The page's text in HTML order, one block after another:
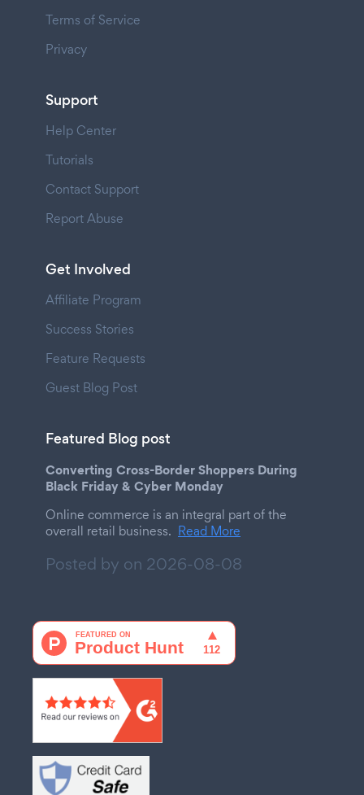
Terms of Service
Privacy
Support
Help Center
Tutorials
Contact Support
Report Abuse
Get Involved
Affiliate Program
Success Stories
Feature Requests
Guest Blog Post
Featured Blog post
Converting Cross-Border Shoppers During
Black Friday & Cyber Monday
Online commerce is an integral part of the
overall retail business. Read More
Posted by on 2026-08-08